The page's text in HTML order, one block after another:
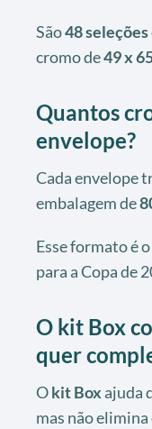
São48 seleções
cromo de49 x
Quantos
envelope?
Cada envelope
embalagem de
Esse formato é
para a Copa de
O kit Box
quer
Okit Box ajuda
mas não